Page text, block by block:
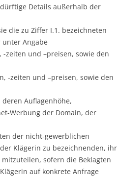
Details außerhalb der
die zu Ziffer I.1. bezeichneten
unter Angabe
zeiten und –preisen, sowie den
-zeiten und –preisen, sowie den
Auflagenhöhe,
Werbung der Domain, der
der nicht-gewerblichen
Klägerin zu bezeichnenden, ihr
sofern die Beklagten
auf konkrete Anfrage